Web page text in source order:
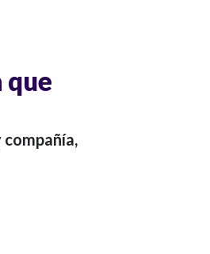
que
compañía,